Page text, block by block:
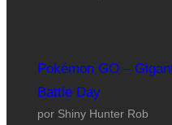
Pokémon GO –
Battle Day
por Shiny Hunter Rob